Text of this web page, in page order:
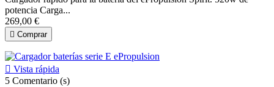
potencia Carga...
269,00 €
 Comprar
 Vista rápida
5 Comentario (s)